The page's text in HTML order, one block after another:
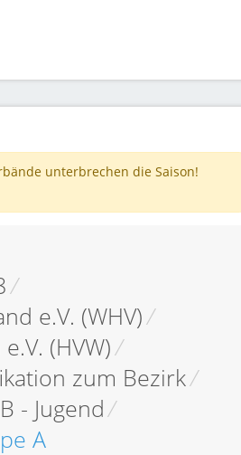
unterbrechen die Saison!
/
e.V. (WHV)/
(HVW)/
zum Bezirk/
- Jugend/
A